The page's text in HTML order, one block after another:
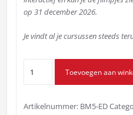
op 31 december 2026.
Je vindt al je cursussen steeds
denken
Toevoegen aan
Artikelnummer: BM5-ED